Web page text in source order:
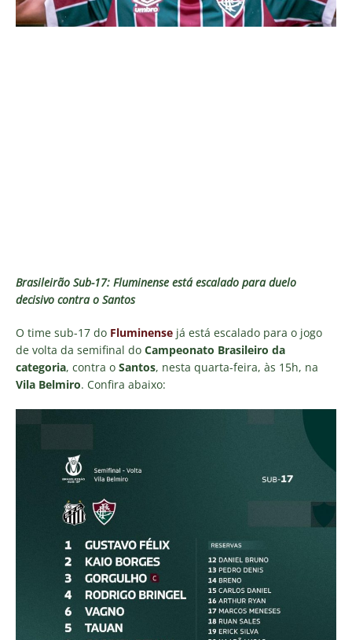
Brasileirão Sub-17: Fluminense está escalado para duelo
decisivo contra o Santos
O time sub-17 do Fluminense já está escalado para o jogo
de volta da semifinal do Campeonato Brasileiro da
categoria, contra o Santos, nesta quarta-feira, às 15h, na
Vila Belmiro. Confira abaixo: